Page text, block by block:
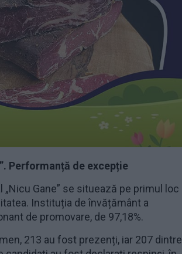
Performanță de excepție
„Nicu Gane” se situează pe primul loc
Instituția de învățământ a
de promovare, de 97,18%.
213 au fost prezenți, iar 207 dintre